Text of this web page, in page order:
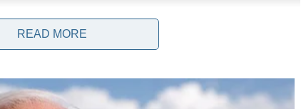
READ MORE